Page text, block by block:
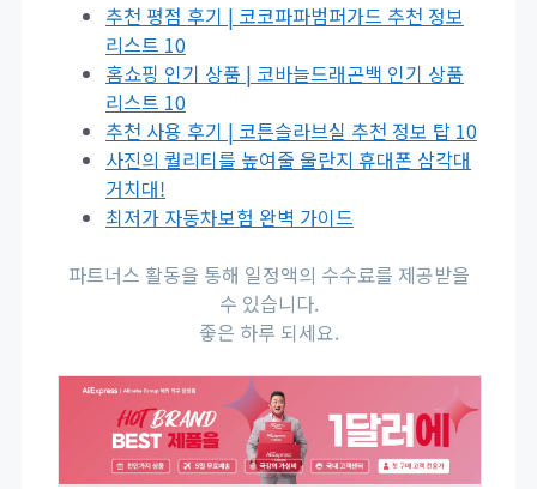
추천 평점 후기 | 코코파파범퍼가드 추천 정보
리스트 10
홈쇼핑 인기 상품 | 코바늘드래곤백 인기 상품
리스트 10
추천 사용 후기 | 코튼슬라브실 추천 정보 탑 10
사진의 퀄리티를 높여줄 울란지 휴대폰 삼각대
거치대!
최저가 자동차보험 완벽 가이드
파트너스 활동을 통해 일정액의 수수료를 제공받을
수 있습니다.
좋은 하루 되세요.